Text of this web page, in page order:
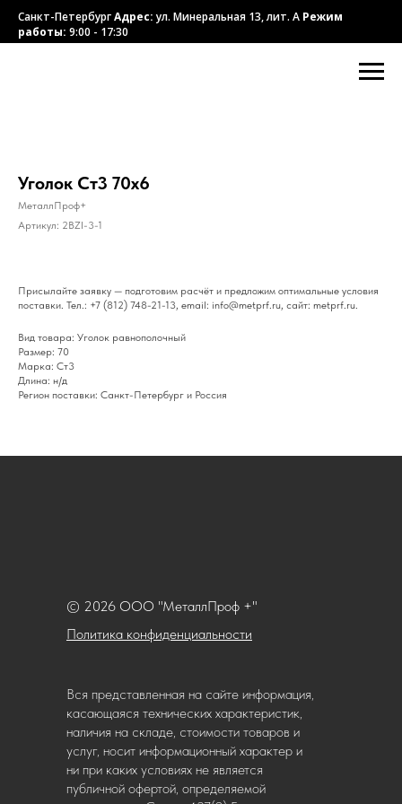
Санкт-ПетербургАдрес:ул. Минеральная 13, лит. А Режим
работы: 9:00 - 17:30
Уголок Ст3 70х6
МеталлПроф+
Артикул: 2BZI-3-1
Присылайте заявку — подготовим расчёт и предложим оптимальные условия
поставки. Тел.: +7 (812) 748-21-13, email: info@metprf.ru, сайт: metprf.ru.
Вид товара: Уголок равнополочный
Размер: 70
Марка: Ст3
Длина: н/д
Регион поставки: Санкт-Петербург и Россия
Политика конфиденциальности
© 2026 ООО "МеталлПроф +"
Вся представленная на сайте информация,
касающаяся технических характеристик,
наличия на складе, стоимости товаров и
услуг, носит информационный характер и
ни при каких условиях не является
публичной офертой, определяемой